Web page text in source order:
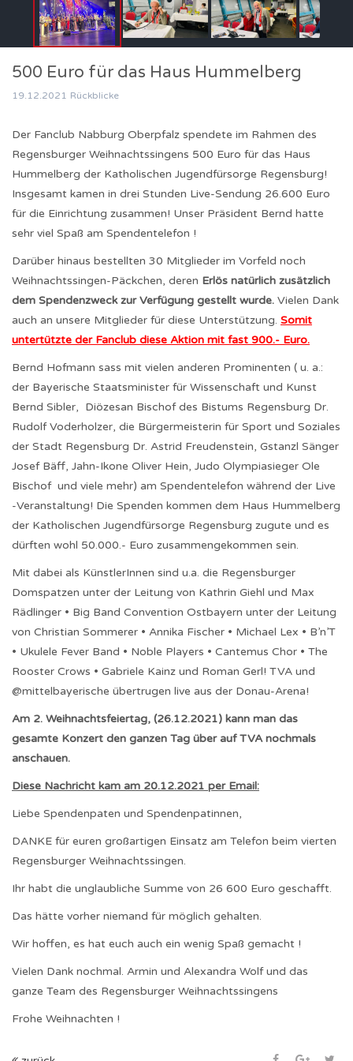
500 Euro für das Haus Hummelberg
19.12.2021 Rückblicke
Der Fanclub Nabburg Oberpfalz spendete im Rahmen des
Regensburger Weihnachtssingens 500 Euro für das Haus
Hummelberg der Katholischen Jugendfürsorge Regensburg!
Insgesamt kamen in drei Stunden Live-Sendung 26.600 Euro
für die Einrichtung zusammen! Unser Präsident Bernd hatte
sehr viel Spaß am Spendentelefon !
Darüber hinaus bestellten 30 Mitglieder im Vorfeld noch
Weihnachtssingen-Päckchen, deren Erlös natürlich zusätzlich
dem Spendenzweck zur Verfügung gestellt wurde. Vielen Dank
auch an unsere Mitglieder für diese Unterstützung. Somit
untertützte der Fanclub diese Aktion mit fast 900.- Euro.
Bernd Hofmann sass mit vielen anderen Prominenten ( u. a.:
der Bayerische Staatsminister für Wissenschaft und Kunst
Bernd Sibler, Diözesan Bischof des Bistums Regensburg Dr.
Rudolf Voderholzer, die Bürgermeisterin für Sport und Soziales
der Stadt Regensburg Dr. Astrid Freudenstein, Gstanzl Sänger
Josef Bäff, Jahn-Ikone Oliver Hein, Judo Olympiasieger Ole
Bischof und viele mehr) am Spendentelefon während der Live
-Veranstaltung! Die Spenden kommen dem Haus Hummelberg
der Katholischen Jugendfürsorge Regensburg zugute und es
dürften wohl 50.000.- Euro zusammengekommen sein.
Mit dabei als KünstlerInnen sind u.a. die Regensburger
Domspatzen unter der Leitung von Kathrin Giehl und Max
Rädlinger • Big Band Convention Ostbayern unter der Leitung
von Christian Sommerer • Annika Fischer • Michael Lex • B’n’T
• Ukulele Fever Band • Noble Players • Cantemus Chor • The
Rooster Crows • Gabriele Kainz und Roman Gerl! TVA und
@mittelbayerische übertrugen live aus der Donau-Arena!
Am 2. Weihnachtsfeiertag, (26.12.2021) kann man das
gesamte Konzert den ganzen Tag über auf TVA nochmals
anschauen.
Diese Nachricht kam am 20.12.2021 per Email:
Liebe Spendenpaten und Spendenpatinnen,
DANKE für euren großartigen Einsatz am Telefon beim vierten
Regensburger Weihnachtssingen.
Ihr habt die unglaubliche Summe von 26 600 Euro geschafft.
Das hätte vorher niemand für möglich gehalten.
Wir hoffen, es hat euch auch ein wenig Spaß gemacht !
Vielen Dank nochmal. Armin und Alexandra Wolf und das
ganze Team des Regensburger Weihnachtssingens
Frohe Weihnachten !